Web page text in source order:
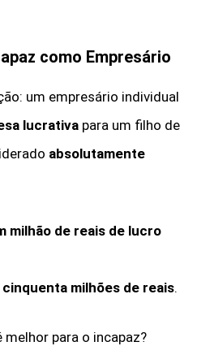
como Empresário
um empresário individual
lucrativa para um filho de
absolutamente
milhão de reais de lucro
cinquenta milhões de reais.
melhor para o incapaz?